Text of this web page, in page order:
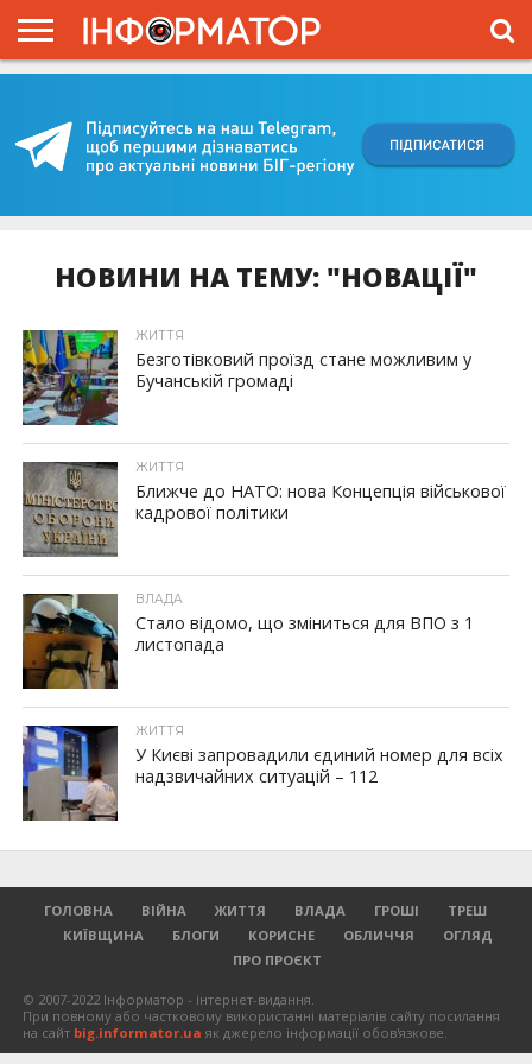
ПРОЄКТ
НОВИНИ НА ТЕМУ: "НОВАЦІЇ"
ЖИТТЯ
Безготівковий проїзд стане можливим у
Бучанській громаді
ЖИТТЯ
Ближче до НАТО: нова Концепція військової
кадрової політики
ВЛАДА
Стало відомо, що зміниться для ВПО з 1
листопада
ЖИТТЯ
У Києві запровадили єдиний номер для всіх
надзвичайних ситуацій – 112
ГОЛОВНА ВІЙНА ЖИТТЯ ВЛАДА ГРОШІ
ТРЕШ
КИЇВЩИНА
БЛОГИ КОРИСНЕ ОБЛИЧЧЯ
ОГЛЯД
ПРО ПРОЄКТ
© 2007-2022 Інформатор - інтернет-видання.
При повному або частковому використанні матеріалів сайту посилання
на сайт big.informator.ua як джерело інформації обов'язкове.